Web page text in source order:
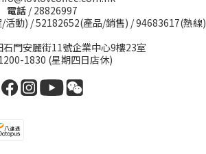
電話/ 28826997
活動) /52182652(產品/銷售) /94683617(熱線)
石門安麗街11號企業中心9樓23室
1830 (星期四日店休)